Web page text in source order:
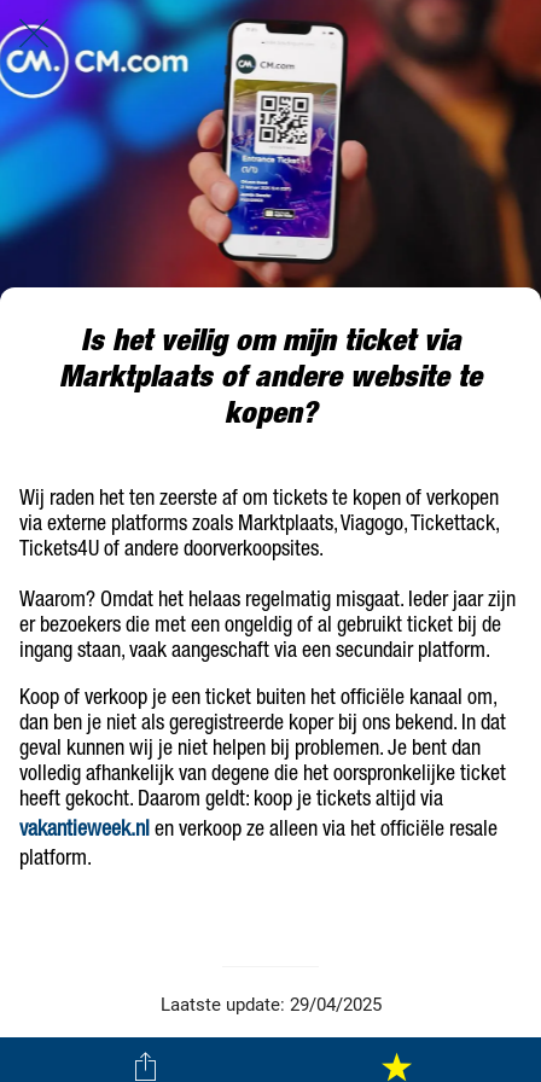
Is het veilig om mijn ticket via
Marktplaats of andere website te
kopen?
Wij raden het ten zeerste af om tickets te kopen of verkopen
via externe platforms zoals Marktplaats, Viagogo, Tickettack,
Tickets4U of andere doorverkoopsites.
Waarom? Omdat het helaas regelmatig misgaat. Ieder jaar zijn
er bezoekers die met een ongeldig of al gebruikt ticket bij de
ingang staan, vaak aangeschaft via een secundair platform.
Koop of verkoop je een ticket buiten het officiële kanaal om,
dan ben je niet als geregistreerde koper bij ons bekend. In dat
geval kunnen wij je niet helpen bij problemen. Je bent dan
volledig afhankelijk van degene die het oorspronkelijke ticket
heeft gekocht. Daarom geldt: koop je tickets altijd via
vakantieweek.nl en verkoop ze alleen via het officiële resale
platform.
Laatste update: 29/04/2025